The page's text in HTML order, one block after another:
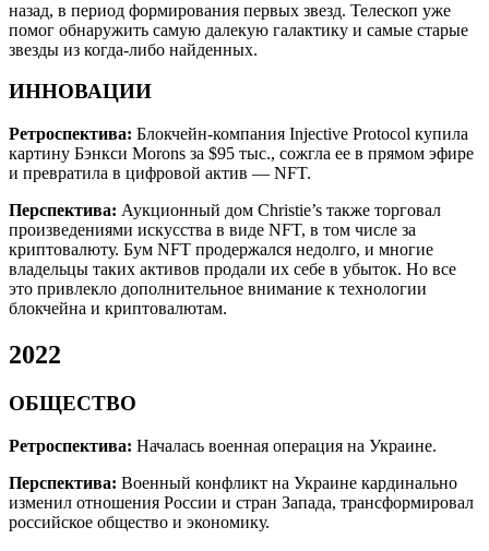
назад, в период формирования первых звезд. Телескоп уже
помог обнаружить самую далекую галактику и самые старые
звезды из когда-либо найденных.
ИННОВАЦИИ
Ретроспектива: Блокчейн-компания Injective Protocol купила
картину Бэнкси Morons за $95 тыс., сожгла ее в прямом эфире
и превратила в цифровой актив — NFT.
Перспектива: Аукционный дом Christie’s также торговал
произведениями искусства в виде NFT, в том числе за
криптовалюту. Бум NFT продержался недолго, и многие
владельцы таких активов продали их себе в убыток. Но все
это привлекло дополнительное внимание к технологии
блокчейна и криптовалютам.
2022
ОБЩЕСТВО
Ретроспектива: Началась военная операция на Украине.
Перспектива: Военный конфликт на Украине кардинально
изменил отношения России и стран Запада, трансформировал
российское общество и экономику.